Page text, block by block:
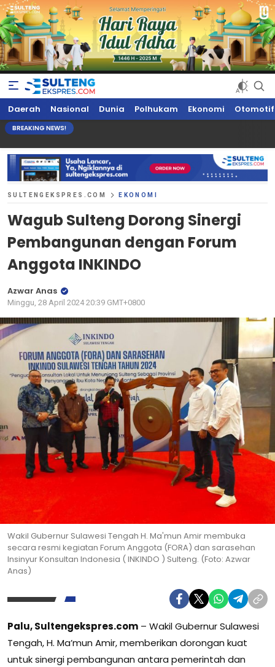
Sultengekspres.com
Berita Seputar Sulteng Hari Ini, Update Terkini, Suaranya Rakyat
Sulteng
Daerah Nasional Dunia Polhukam Ekonomi Otomotif
BREAKING NEWS!
SULTENGEKSPRES.COM EKONOMI
Wagub Sulteng Dorong Sinergi
Pembangunan dengan Forum
Anggota INKINDO
Azwar Anas
Minggu, 28 April 2024 20:39 GMT+0800
Wakil Gubernur Sulawesi Tengah H. Ma'mun Amir membuka
secara resmi kegiatan Forum Anggota (FORA) dan sarasehan
Insinyur Konsultan Indonesia ( INKINDO ) Sulteng. (Foto: Azwar
Anas)
Palu, Sultengekspres.com – Wakil Gubernur Sulawesi
Tengah, H. Ma’mun Amir, memberikan dorongan kuat
untuk sinergi pembangunan antara pemerintah dan